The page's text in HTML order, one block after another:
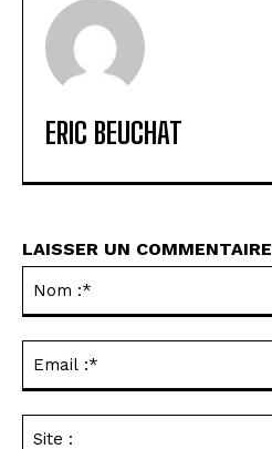
ERIC BEUCHAT
LAISSER UN COMMENTAIRE